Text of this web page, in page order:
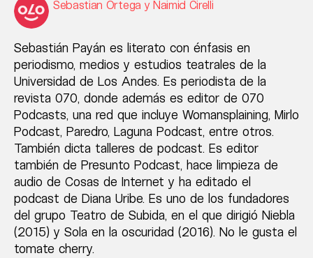
Sebastian Ortega y Naimid Cirelli
Sebastián Payán es literato con énfasis en
periodismo, medios y estudios teatrales de la
Universidad de Los Andes. Es periodista de la
revista 070, donde además es editor de 070
Podcasts, una red que incluye Womansplaining, Mirlo
Podcast, Paredro, Laguna Podcast, entre otros.
También dicta talleres de podcast. Es editor
también de Presunto Podcast, hace limpieza de
audio de Cosas de Internet y ha editado el
podcast de Diana Uribe. Es uno de los fundadores
del grupo Teatro de Subida, en el que dirigió Niebla
(2015) y Sola en la oscuridad (2016). No le gusta el
tomate cherry.